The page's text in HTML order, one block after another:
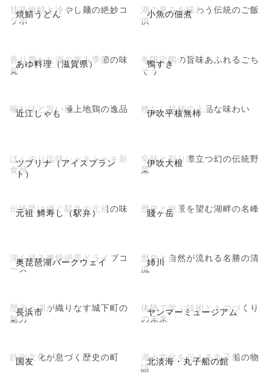
焼鯖うどん
甘辛焼鯖と冷やし麺の絶妙コ
ラボ
小魚の佃煮
湖の恵みを味わう伝統のご飯
供
あゆ料理（滋賀県）
香り豊かな湖の恵み季節の味
覚
鴨すき
冬限定鴨の旨味あふれるごち
そう
近江しゃも
噛むほど旨い極上地鶏の逸品 伊吹平核無柿
種なし甘柿の上品な味わい
ツブリナ（アイスプラン
ト）
ほんのり塩味シャキシャキ新
食感
伊吹大根
辛味と彩り際立つ幻の伝統野
菜
元祖 鱒寿し（駅弁）
伝統受け継ぐ駅弁の元祖の味 賤ヶ岳
歴史と絶景を望む湖畔の名峰
奥琵琶湖パークウェイ
湖を巡る爽快絶景ドライブコ
ース
姉川
歴史と自然が流れる名勝の清
流
長浜市
歴史と湖が織りなす城下町の
魅力
ヤンマーミュージアム
体験で学ぶ技術とものづくり
の未来
国友
鉄砲文化が息づく歴史の町 北淡海・丸子船の館
湖上文化を伝える丸子船の物
語